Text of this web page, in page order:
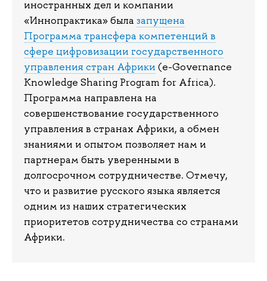
иностранных дел и компании
«Иннопрактика» была запущена
Программа трансфера компетенций в
сфере цифровизации государственного
управления стран Африки (e-Governance
Knowledge Sharing Program for Africa).
Программа направлена на
совершенствование государственного
управления в странах Африки, а обмен
знаниями и опытом позволяет нам и
партнерам быть уверенными в
долгосрочном сотрудничестве. Отмечу,
что и развитие русского языка является
одним из наших стратегических
приоритетов сотрудничества со странами
Африки.